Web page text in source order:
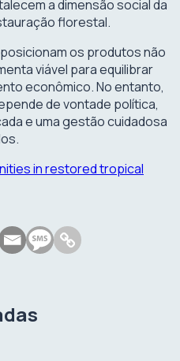
a dimensão social da
florestal.
os produtos não
viável para equilibrar
econômico. No entanto,
de vontade política,
e uma gestão cuidadosa
in restored tropical